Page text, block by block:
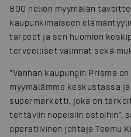
800 neliön myymälän
kaupunkimaiseen
tarpeet ja sen huomion
terveelliset valinnat sekä
”Vanhan kaupungin Prisma
myymälämme keskustassa
supermarketti, joka on
tehtäviin nopeisiin ostoihin”,
operatiivinen johtaja Teemu